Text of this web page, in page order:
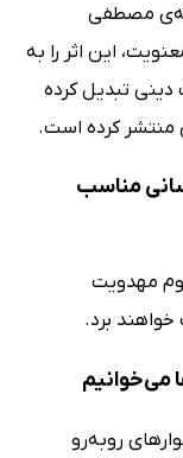
مصطفی
این اثر را به
دینی تبدیل کرده
منتشر کرده است.
مناسب
مهدویت
برد.
می‌خوانیم
روبه‌رو